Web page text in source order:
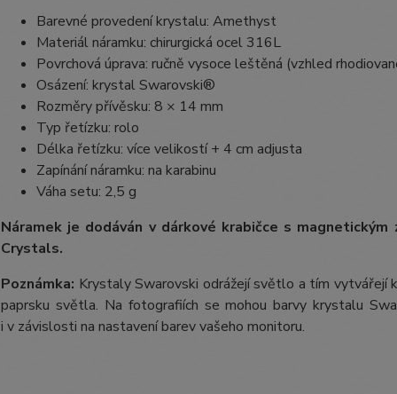
Barevné provedení krystalu: Amethyst
Materiál náramku: chirurgická ocel 316L
Povrchová úprava: ručně vysoce leštěná (vzhled
Osázení: krystal Swarovski®
Rozměry přívěsku: 8 × 14 mm
Typ řetízku: rolo
Délka řetízku: více velikostí + 4 cm adjusta
Zapínání náramku: na karabinu
Váha setu: 2,5 g
Náramek je dodáván v dárkové krabičce s
Crystals.
Poznámka: Krystaly Swarovski odrážejí světlo a tím vytvářejí
paprsku světla. Na fotografiích se mohou barvy krystalu
i v závislosti na nastavení barev vašeho monitoru.